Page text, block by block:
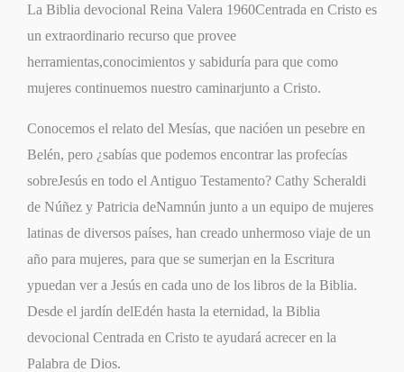
La Biblia devocional Reina Valera 1960Centrada en Cristo es
un extraordinario recurso que provee
herramientas,conocimientos y sabiduría para que como
mujeres continuemos nuestro caminarjunto a Cristo.
Conocemos el relato del Mesías, que nacióen un pesebre en
Belén, pero ¿sabías que podemos encontrar las profecías
sobreJesús en todo el Antiguo Testamento? Cathy Scheraldi
de Núñez y Patricia deNamnún junto a un equipo de mujeres
latinas de diversos países, han creado unhermoso viaje de un
año para mujeres, para que se sumerjan en la Escritura
ypuedan ver a Jesús en cada uno de los libros de la Biblia.
Desde el jardín delEdén hasta la eternidad, la Biblia
devocional Centrada en Cristo te ayudará acrecer en la
Palabra de Dios.